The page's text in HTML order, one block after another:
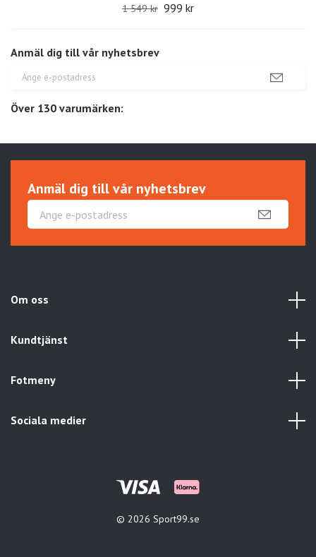
Anmäl dig till vår nyhetsbrev
Över 130 varumärken:
1 549 kr 999 kr
Anmäl dig till vår nyhetsbrev
Om oss
Kundtjänst
Fotmeny
Sociala medier
© 2026 Sport99.se